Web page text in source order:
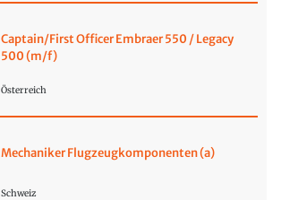
Captain/First Officer Embraer 550 / Legacy
500 (m/f)
Österreich
Mechaniker Flugzeugkomponenten (a)
Schweiz